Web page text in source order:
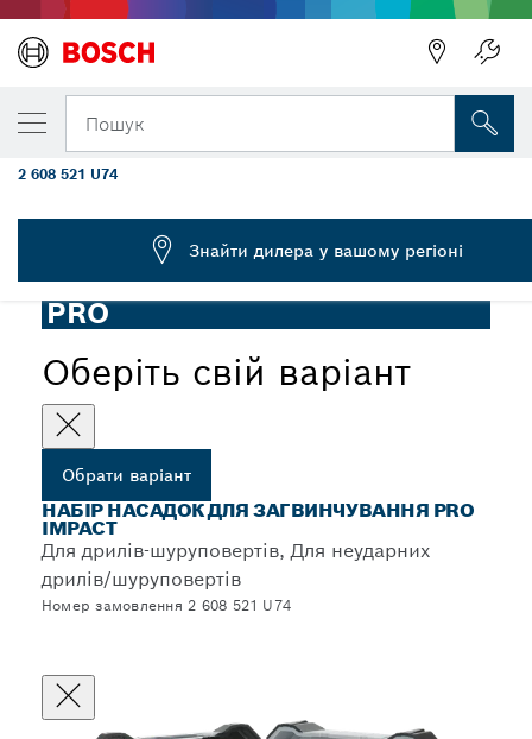
Пошук
PRO
Оберіть свій варіант
Обрати варіант
НАБІР НАСАДОК ДЛЯ ЗАГВИНЧУВАННЯ PRO
IMPACT
Для дрилів-шуруповертів, Для неударних
дрилів/шуруповертів
Номер замовлення 2 608 521 U74
ОБРАНИЙ ВАРІАНТ
Набір насадок для загвинчування PRO
20 шт.
2 608 521 U74
Знайти дилера у вашому регіоні